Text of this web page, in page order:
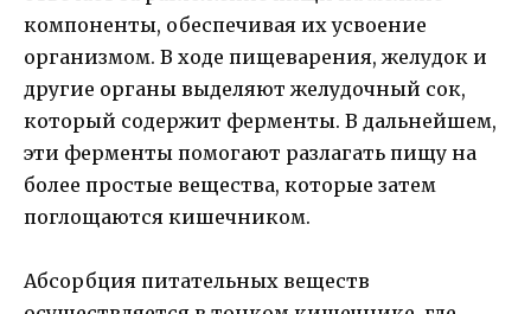
компоненты, обеспечивая их усвоение
организмом. В ходе пищеварения, желудок и
другие органы выделяют желудочный сок,
который содержит ферменты. В дальнейшем,
эти ферменты помогают разлагать пищу на
более простые вещества, которые затем
поглощаются кишечником.
Абсорбция питательных веществ